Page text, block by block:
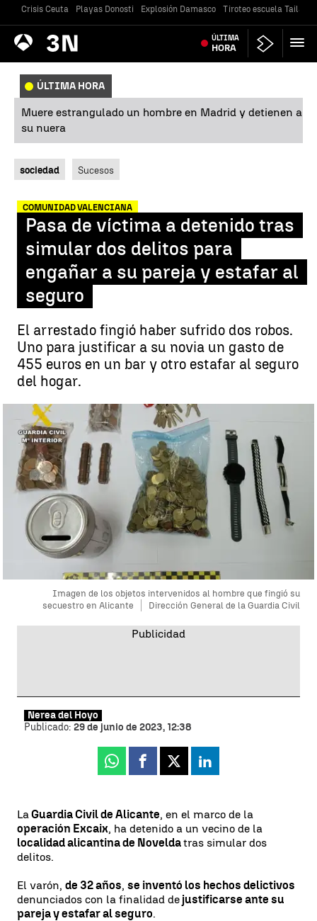
Crisis Ceuta Playas Donosti Explosión Damasco Tiroteo escuela
Antena
3 Noticias ÚLTIMA
HORA
ÚLTIMA HORA
Muere estrangulado un hombre en Madrid y detienen a
su nuera
sociedad Sucesos
COMUNIDAD VALENCIANA
Pasa de víctima a detenido tras
simular dos delitos para
engañar a su pareja y estafar al
seguro
El arrestado fingió haber sufrido dos robos.
Uno para justificar a su novia un gasto de
455 euros en un bar y otro estafar al seguro
del hogar.
Imagen de los objetos intervenidos al hombre que fingió su
secuestro en Alicante
Dirección General de la Guardia Civil
Nerea del Hoyo
Publicado: 29 de junio de 2023, 12:38
Whatsapp
Facebook
X Linkedin
La Guardia Civil de Alicante, en el marco de la
operación Excaix, ha detenido a un vecino de la
localidad alicantina de Noveldatras simular dos
delitos.
El varón, de 32 años, se inventó los hechos delictivos
denunciados con la finalidad de justificarse ante su
pareja y estafar al seguro.